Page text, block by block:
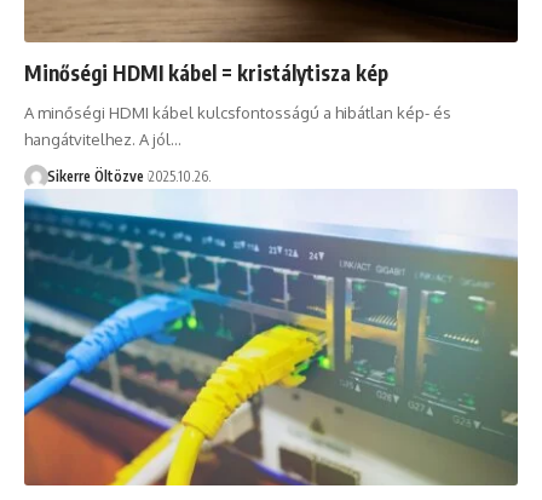
Minőségi HDMI kábel = kristálytisza kép
A minőségi HDMI kábel kulcsfontosságú a hibátlan kép- és
hangátvitelhez. A jól…
Sikerre Öltözve 2025.10.26.